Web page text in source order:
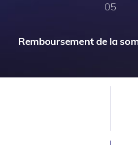
05
Remboursement de la